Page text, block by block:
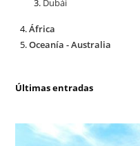
Dubái
África
Oceanía - Australia
Últimas entradas